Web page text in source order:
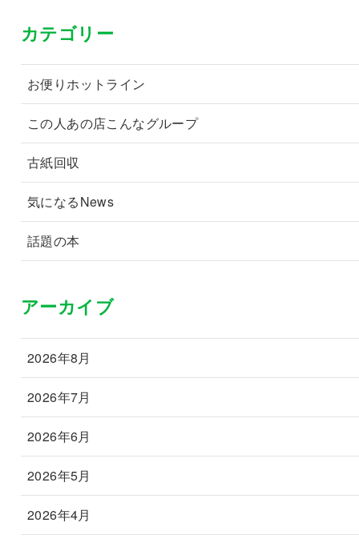
カテゴリー
お便りホットライン
この人あの店こんなグループ
古紙回収
気になるNews
話題の本
アーカイブ
2026年8月
2026年7月
2026年6月
2026年5月
2026年4月